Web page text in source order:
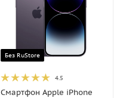
Без RuStore
4.5
Смартфон Apple iPhone